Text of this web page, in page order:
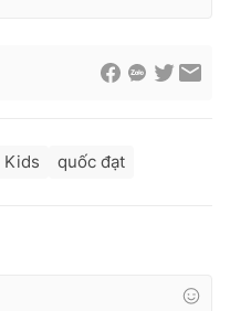
Kids quốc đạt